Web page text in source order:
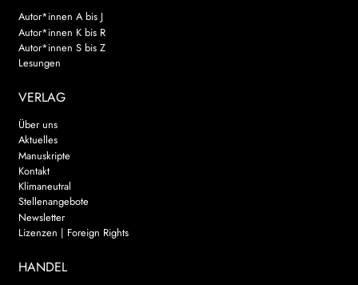
Autor*innen A bis J
Autor*innen K bis R
Autor*innen S bis Z
Lesungen
VERLAG
Über uns
Aktuelles
Manuskripte
Kontakt
Klimaneutral
Stellenangebote
Newsletter
Lizenzen | Foreign Rights
HANDEL